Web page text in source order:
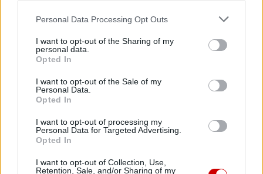
Personal Data Processing Opt Outs
I want to opt-out of the Sharing of my
personal data.
Opted In
I want to opt-out of the Sale of my
Personal Data.
Opted In
I want to opt-out of processing my
Personal Data for Targeted Advertising.
Opted In
I want to opt-out of Collection, Use,
Retention, Sale, and/or Sharing of my
Tegoroczna pielgrzymka ma również wymiar
jubileuszowy. Jej uczestnicy udają się do Medjugorja w
roku przypadającej 45. rocznicy pierwszych wydarzeń,
znanych współczesnych miejsc modlitwy maryjnej na
świecie.